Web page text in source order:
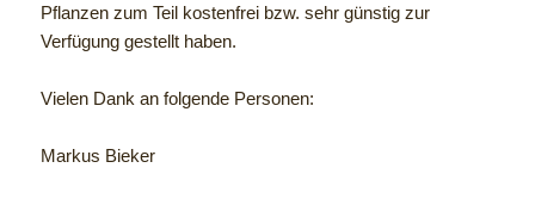
Pflanzen zum Teil kostenfrei bzw. sehr günstig zur
Verfügung gestellt haben.
Vielen Dank an folgende Personen:
Markus Bieker